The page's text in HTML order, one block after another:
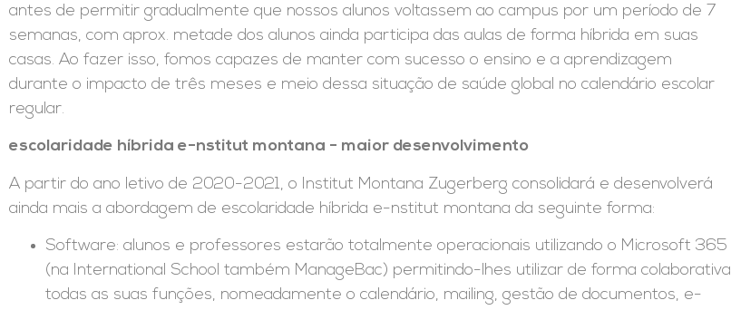
antes de permitir gradualmente que nossos alunos voltassem ao campus por um período de 7
semanas, com aprox. metade dos alunos ainda participa das aulas de forma híbrida em suas
casas. Ao fazer isso, fomos capazes de manter com sucesso o ensino e a aprendizagem
durante o impacto de três meses e meio dessa situação de saúde global no calendário escolar
regular.
escolaridade híbrida e-nstitut montana - maior desenvolvimento
A partir do ano letivo de 2020-2021, o Institut Montana Zugerberg consolidará e desenvolverá
ainda mais a abordagem de escolaridade híbrida e-nstitut montana da seguinte forma:
Software: alunos e professores estarão totalmente operacionais utilizando o Microsoft 365
(na International School também ManageBac) permitindo-lhes utilizar de forma colaborativa
todas as suas funções, nomeadamente o calendário, mailing, gestão de documentos, e-